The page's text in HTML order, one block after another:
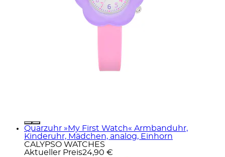
Quarzuhr »My First Watch« Armbanduhr,
Kinderuhr, Mädchen, analog, Einhorn
CALYPSO WATCHES
Aktueller Preis24,90 €